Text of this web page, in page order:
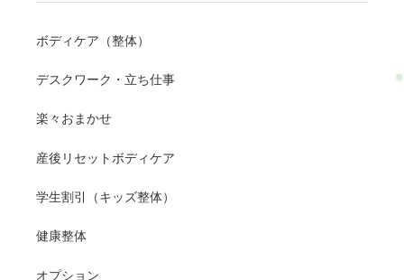
ボディケア（整体）
デスクワーク・立ち仕事
楽々おまかせ
産後リセットボディケア
学生割引（キッズ整体）
健康整体
オプション